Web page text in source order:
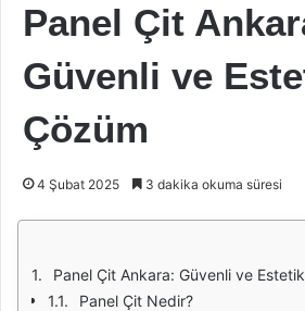
Panel Çit
Güvenli ve
Çözüm
4 Şubat 2025 3 dakika okuma süresi
Panel Çit Ankara: Güvenli ve
Panel Çit Nedir?